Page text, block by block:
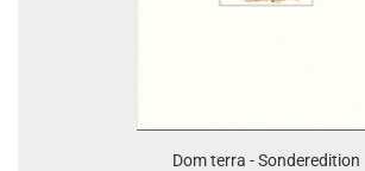
Dom terra - Sonderedition